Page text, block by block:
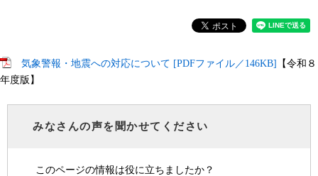
気象警報・地震への対応について [PDFファイル／146KB]
【令和８
年度版】
みなさんの声を聞かせてください
このページの情報は役に立ちましたか？